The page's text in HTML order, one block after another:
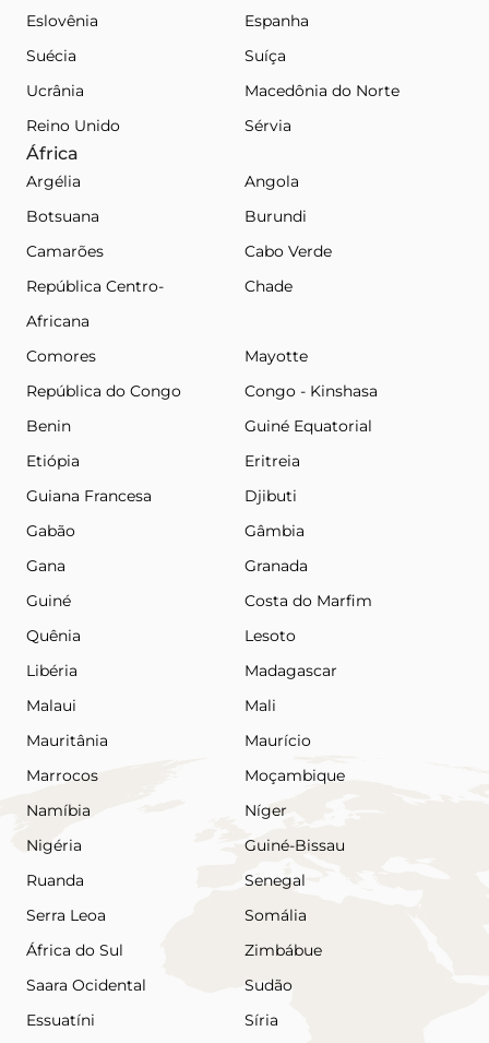
Eslovênia
Espanha
Suécia
Suíça
Ucrânia
Macedônia do Norte
Reino Unido
Sérvia
África
Argélia
Angola
Botsuana
Burundi
Camarões
Cabo Verde
República Centro-
Africana
Chade
Comores
Mayotte
República do Congo
Congo - Kinshasa
Benin
Guiné Equatorial
Etiópia
Eritreia
Guiana Francesa
Djibuti
Gabão
Gâmbia
Gana
Granada
Guiné
Costa do Marfim
Quênia
Lesoto
Libéria
Madagascar
Malaui
Mali
Mauritânia
Maurício
Marrocos
Moçambique
Namíbia
Níger
Nigéria
Guiné-Bissau
Ruanda
Senegal
Serra Leoa
Somália
África do Sul
Zimbábue
Saara Ocidental
Sudão
Essuatíni
Síria